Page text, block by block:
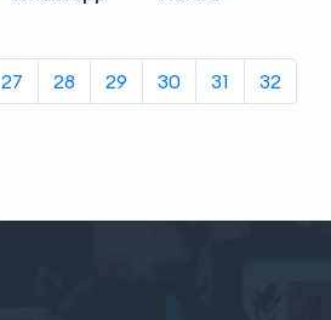
27 28 29 30 31 32